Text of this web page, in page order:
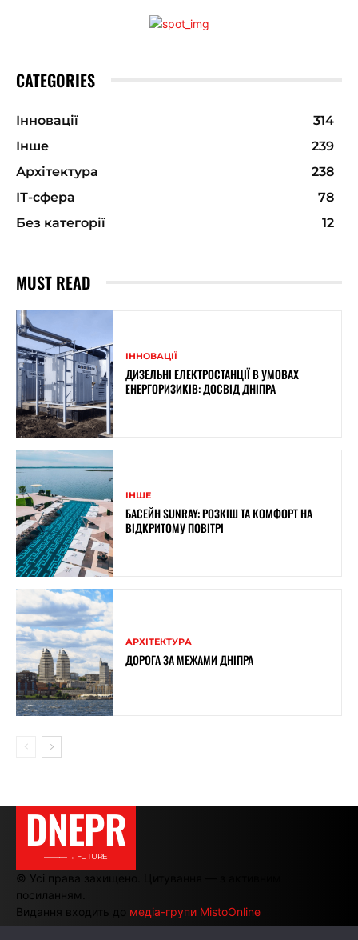
CATEGORIES
Інновації
314
Інше
239
Архітектура
238
ІТ-сфера
78
Без категорії
12
MUST READ
ІННОВАЦІЇ
ДИЗЕЛЬНІ ЕЛЕКТРОСТАНЦІЇ В УМОВАХ
ЕНЕРГОРИЗИКІВ: ДОСВІД ДНІПРА
ІНШЕ
БАСЕЙН SUNRAY: РОЗКІШ ТА КОМФОРТ НА
ВІДКРИТОМУ ПОВІТРІ
АРХІТЕКТУРА
ДОРОГА ЗА МЕЖАМИ ДНІПРА
DNEPR
———→ FUTURE
© Усі права захищено. Цитування — з активним
посиланням.
Видання входить до медіа-групи MistoOnline